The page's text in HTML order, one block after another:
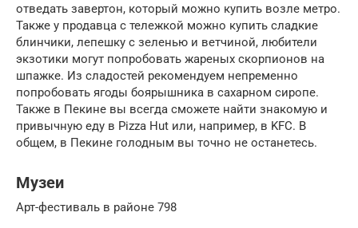
отведать завертон, который можно купить возле метро.
Также у продавца с тележкой можно купить сладкие
блинчики, лепешку с зеленью и ветчиной, любители
экзотики могут попробовать жареных скорпионов на
шпажке. Из сладостей рекомендуем непременно
попробовать ягоды боярышника в сахарном сиропе.
Также в Пекине вы всегда сможете найти знакомую и
привычную еду в Pizza Hut или, например, в KFC. В
общем, в Пекине голодным вы точно не останетесь.
Музеи
Арт-фестиваль в районе 798